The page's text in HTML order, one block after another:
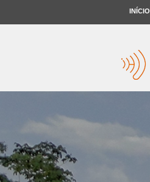
INÍCIO